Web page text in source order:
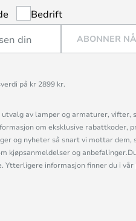
Bedrift
ABONNER NÅ
på kr 2899 kr.
av lamper og armaturer, vifter,
om eksklusive rabattkoder,
og nyheter så snart vi mottar dem,
kjøpsanmeldelser og
Ytterligere informasjon finner du i vår